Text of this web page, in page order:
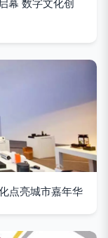
幕 数字文化创
点亮城市嘉年华